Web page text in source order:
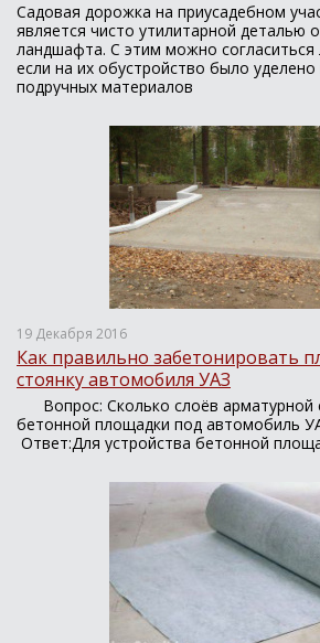
Садовая дорожка на приусадебном
является чисто утилитарной деталью
ландшафта. С этим можно согласиться
если на их обустройство было
подручных материалов
19 Декабря 2016
Как правильно забетонировать
стоянку автомобиля УАЗ
Вопрос: Сколько слоёв арматурной
бетонной площадки под автомобиль
Ответ:Для устройства бетонной